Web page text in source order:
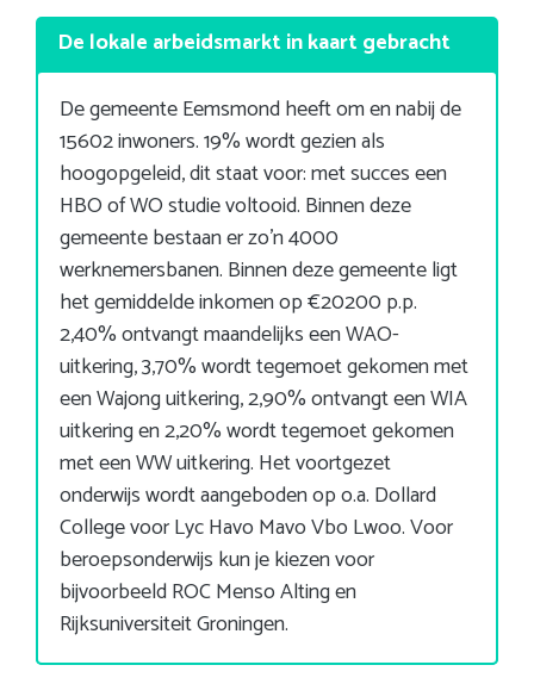
De lokale arbeidsmarkt in kaart gebracht
De gemeente Eemsmond heeft om en nabij de
15602 inwoners. 19% wordt gezien als
hoogopgeleid, dit staat voor: met succes een
HBO of WO studie voltooid. Binnen deze
gemeente bestaan er zo’n 4000
werknemersbanen. Binnen deze gemeente ligt
het gemiddelde inkomen op €20200 p.p.
2,40% ontvangt maandelijks een WAO-
uitkering, 3,70% wordt tegemoet gekomen met
een Wajong uitkering, 2,90% ontvangt een WIA
uitkering en 2,20% wordt tegemoet gekomen
met een WW uitkering. Het voortgezet
onderwijs wordt aangeboden op o.a. Dollard
College voor Lyc Havo Mavo Vbo Lwoo. Voor
beroepsonderwijs kun je kiezen voor
bijvoorbeeld ROC Menso Alting en
Rijksuniversiteit Groningen.